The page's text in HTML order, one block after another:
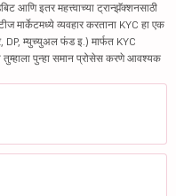
आणि इतर महत्त्वाच्या ट्रान्झॅक्शनसाठी
मार्केटमध्ये व्यवहार करताना KYC हा एक
DP, म्युच्युअल फंड इ.) मार्फत KYC
तुम्हाला पुन्हा समान प्रोसेस करणे आवश्यक